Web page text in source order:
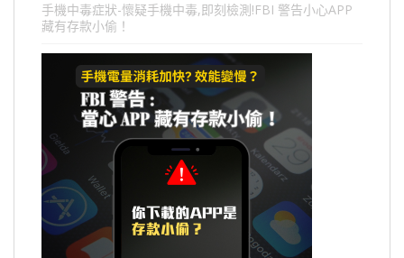
手機中毒症狀-懷疑手機中毒,即刻檢測!FBI 警告小心APP
藏有存款小偷！